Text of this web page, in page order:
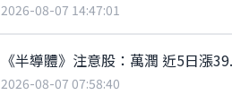
2026-08-07 14:47:01
《半導體》注意股：萬潤 近5日漲
2026-08-07 07:58:40